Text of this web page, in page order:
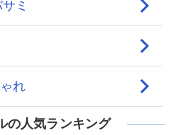
の人気ランキング